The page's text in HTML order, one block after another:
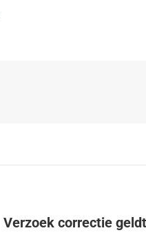
Verzoek correctie